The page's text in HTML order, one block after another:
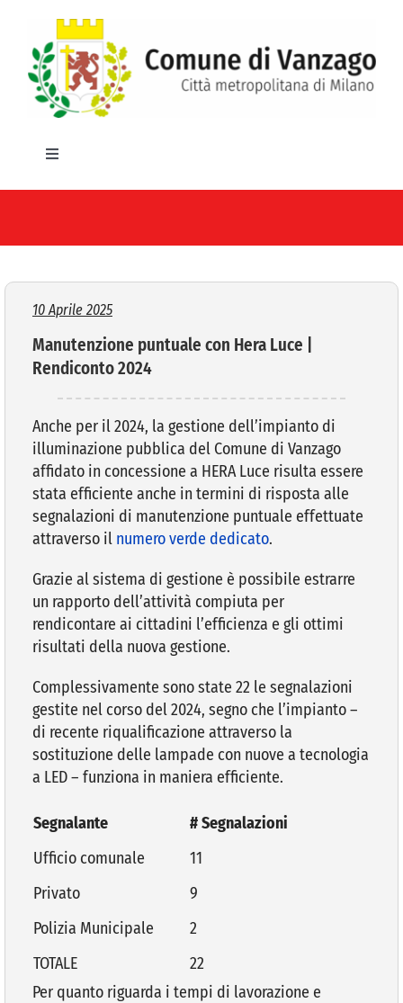
contenuto
Toggle
HOME
IL COMUNE
SERVIZI E UTILITA’
AREE TEMATICHE
VIVERE VANZAGO
COMUNICAZIONE
10 Aprile 2025
Manutenzione puntuale con Hera Luce |
Rendiconto 2024
Anche per il 2024, la gestione dell’impianto di
illuminazione pubblica del Comune di Vanzago
affidato in concessione a HERA Luce risulta essere
stata efficiente anche in termini di risposta alle
segnalazioni di manutenzione puntuale effettuate
attraverso il numero verde dedicato.
Grazie al sistema di gestione è possibile estrarre
un rapporto dell’attività compiuta per
rendicontare ai cittadini l’efficienza e gli ottimi
risultati della nuova gestione.
Complessivamente sono state 22 le segnalazioni
gestite nel corso del 2024, segno che l’impianto –
di recente riqualificazione attraverso la
sostituzione delle lampade con nuove a tecnologia
a LED – funziona in maniera efficiente.
Segnalante
# Segnalazioni
Ufficio comunale
11
Privato
9
Polizia Municipale
2
TOTALE
22
Per quanto riguarda i tempi di lavorazione e